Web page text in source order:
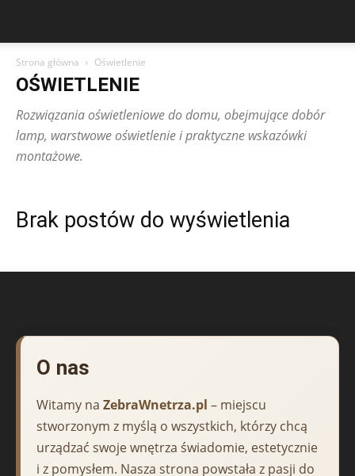
Strona główna Oświetlenie
OŚWIETLENIE
Rozwiązania oświetleniowe do domu, obejmujące dobór
lamp, warstwowe oświetlenie i praktyczne wskazówki
montażowe.
Brak postów do wyświetlenia
O nas
Witamy na ZebraWnetrza.pl – miejscu
stworzonym z myślą o wszystkich, którzy chcą
urządzać swoje wnętrza świadomie, estetycznie
i z pomysłem. Nasza strona powstała z pasji do